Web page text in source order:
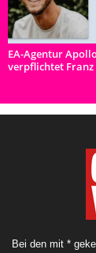
EA-Agentur
verpflichtet
Bei den mit *